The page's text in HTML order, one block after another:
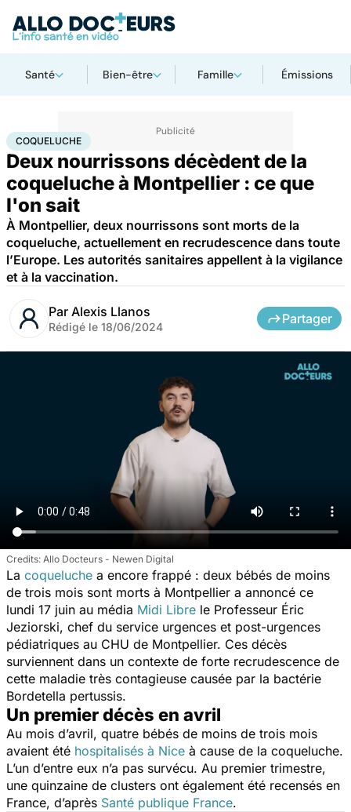
Santé Bien-être Famille Émissions
AccueilSantéMaladies Maladies infectieuses
COQUELUCHE
Deux nourrissons décèdent de la
coqueluche à Montpellier : ce que
l'on sait
À Montpellier, deux nourrissons sont morts de la
coqueluche, actuellement en recrudescence dans toute
l’Europe. Les autorités sanitaires appellent à la vigilance
et à la vaccination.
Par Alexis Llanos
Rédigé le 18/06/2024
Partager
Allo Docteurs - Newen Digital
La coqueluche a encore frappé : deux bébés de moins
de trois mois sont morts à Montpellier a annoncé ce
lundi 17 juin au média Midi Libre le Professeur Éric
Jeziorski, chef du service urgences et post-urgences
pédiatriques au CHU de Montpellier. Ces décès
surviennent dans un contexte de forte recrudescence de
cette maladie très contagieuse causée par la bactérie
Bordetella pertussis.
Un premier décès en avril
Au mois d’avril, quatre bébés de moins de trois mois
avaient été hospitalisés à Nice à cause de la coqueluche.
L’un d’entre eux n’a pas survécu. Au premier trimestre,
une quinzaine de clusters ont également été recensés en
France, d’après Santé publique France.